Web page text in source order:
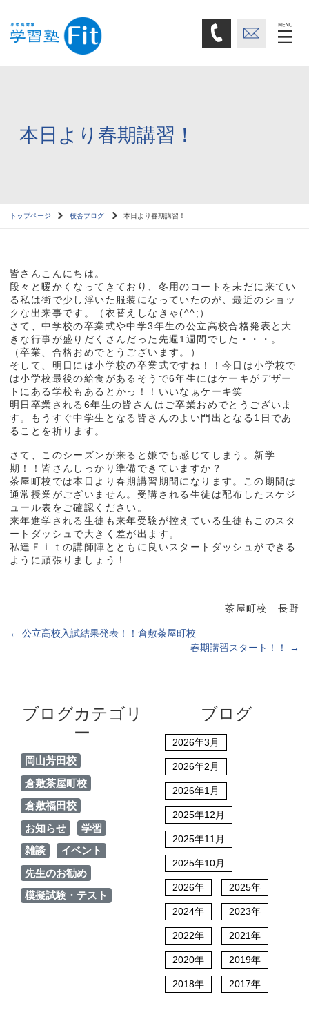
本日より春期講習！
トップページ 校舎ブログ 本日より春期講習！
皆さんこんにちは。
段々と暖かくなってきており、冬用のコートを未だに来てい
る私は街で少し浮いた服装になっていたのが、最近のショッ
クな出来事です。（衣替えしなきゃ(^^;）
さて、中学校の卒業式や中学3年生の公立高校合格発表と大
きな行事が盛りだくさんだった先週1週間でした・・・。
（卒業、合格おめでとうございます。）
そして、明日には小学校の卒業式ですね！！今日は小学校で
は小学校最後の給食があるそうで6年生にはケーキがデザー
トにある学校もあるとかっ！！いいなぁケーキ笑
明日卒業される6年生の皆さんはご卒業おめでとうございま
す。もうすぐ中学生となる皆さんのよい門出となる1日であ
ることを祈ります。
さて、このシーズンが来ると嫌でも感じてしまう。新学
期！！皆さんしっかり準備できていますか？
茶屋町校では本日より春期講習期間になります。この期間は
通常授業がございません。受講される生徒は配布したスケジ
ュール表をご確認ください。
来年進学される生徒も来年受験が控えている生徒もこのスタ
ートダッシュで大きく差が出ます。
私達Ｆｉｔの講師陣とともに良いスタートダッシュができる
ように頑張りましょう！
茶屋町校 長野
← 公立高校入試結果発表！！倉敷茶屋町校
春期講習スタート！！
→
ブログカテゴリ
ー
岡山芳田校
倉敷茶屋町校
倉敷福田校
お知らせ
学習
雑談
イベント
先生のお勧め
模擬試験・テスト
ブログ
2026年3月
2026年2月
2026年1月
2025年12月
2025年11月
2025年10月
2026年 2025年
2024年 2023年
2022年 2021年
2020年 2019年
2018年 2017年